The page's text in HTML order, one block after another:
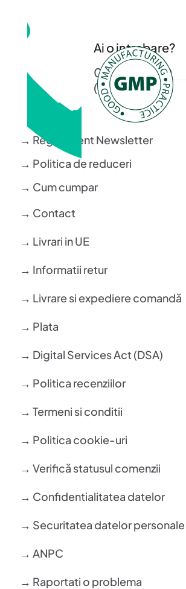
Ai o intrebare?
0372 372 200
(L-V: 08-16)
→ Regulament Newsletter
→ Politica de reduceri
→ Cum cumpar
→ Contact
→ Livrari in UE
→ Informatii retur
→ Livrare si expediere comandă
→ Plata
→ Digital Services Act (DSA)
→ Politica recenziilor
→ Termeni si conditii
→ Politica cookie-uri
→ Verifică statusul comenzii
→ Confidentialitatea datelor
→ Securitatea datelor personale
→ ANPC
→ Raportati o problema